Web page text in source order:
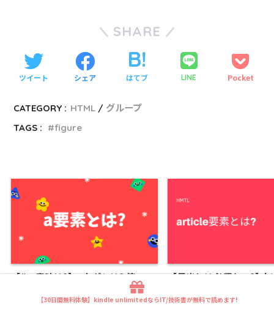
SHARE
ツイート シェア はてブ LINE Pocket
CATEGORY : HTML
グループ
TAGS :
figure
【#の意味は?】aタグとは? 使い
方・色の付け方・ボタンにする方法
も分かりやすく解説!
【見出しは必須なの?】
は? 読み方も分かりやす
【30日間無料体験】kindle unlimitedならIT/技術書が無料で読めます!